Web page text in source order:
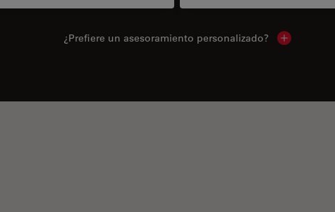
¿Prefiere un asesoramiento personalizado? Show local